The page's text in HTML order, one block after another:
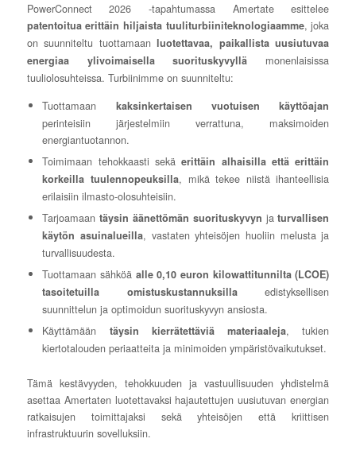
PowerConnect 2026 -tapahtumassa Amertate esittelee
patentoitua erittäin hiljaista tuuliturbiiniteknologiaamme, joka
on suunniteltu tuottamaanluotettavaa, paikallista uusiutuvaa
energiaa ylivoimaisella suorituskyvyllä monenlaisissa
tuuliolosuhteissa. Turbiinimme on suunniteltu:
Tuottamaan kaksinkertaisen vuotuisen käyttöajan
perinteisiin järjestelmiin verrattuna, maksimoiden
energiantuotannon.
Toimimaan tehokkaasti sekäerittäin alhaisilla että erittäin
korkeilla tuulennopeuksilla, mikä tekee niistä ihanteellisia
erilaisiin ilmasto-olosuhteisiin.
Tarjoamaantäysin äänettömän suorituskyvyn jaturvallisen
käytön asuinalueilla, vastaten yhteisöjen huoliin melusta ja
turvallisuudesta.
Tuottamaan sähköä alle 0,10 euron kilowattitunnilta (LCOE)
tasoitetuilla omistuskustannuksillaedistyksellisen
suunnittelun ja optimoidun suorituskyvyn ansiosta.
Käyttämään täysin kierrätettäviä materiaaleja, tukien
kiertotalouden periaatteita ja minimoiden ympäristövaikutukset.
Tämä kestävyyden, tehokkuuden ja vastuullisuuden yhdistelmä
asettaa Amertaten luotettavaksi hajautettujen uusiutuvan energian
ratkaisujen toimittajaksi sekä yhteisöjen että kriittisen
infrastruktuurin sovelluksiin.